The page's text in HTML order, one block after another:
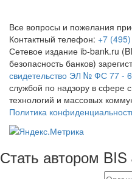
Все вопросы и пожелания
Контактный телефон: +7
Сетевое издание ib-bank.ru
безопасность банков)
свидетельство ЭЛ № ФС 77 -
службой по надзору в сфере
технологий и массовых
Политика
Стать автором BIS